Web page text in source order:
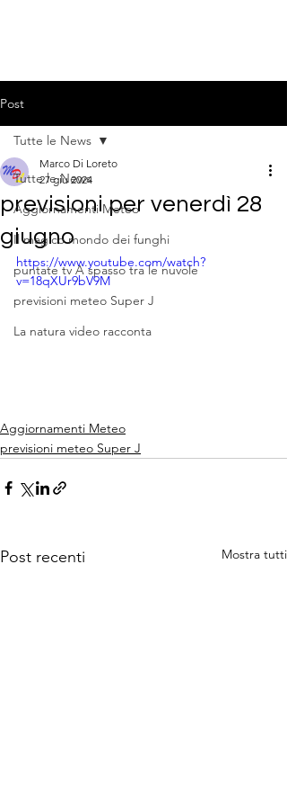
Post
Tutte le News
Aggiornamenti Meteo
Il magico mondo dei funghi
puntate tv A spasso tra le nuvole
previsioni meteo Super J
La natura video racconta
Tutte le News
previsioni per venerdì 28
giugno
Marco Di Loreto
27 giu 2024
https://www.youtube.com/watch?
v=18qXUr9bV9M
Aggiornamenti Meteo
previsioni meteo Super J
Post recenti Mostra tutti